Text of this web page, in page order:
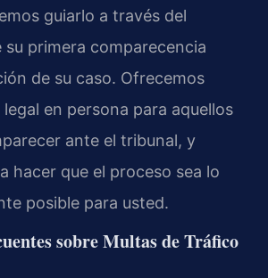
guiarlo a través del
su primera comparecencia
de su caso. Ofrecemos
en persona para aquellos
ante el tribunal, y
hacer que el proceso sea lo
posible para usted.
sobre Multas de Tráfico